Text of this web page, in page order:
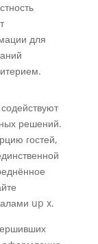
для
решений.
гостей,
up x.